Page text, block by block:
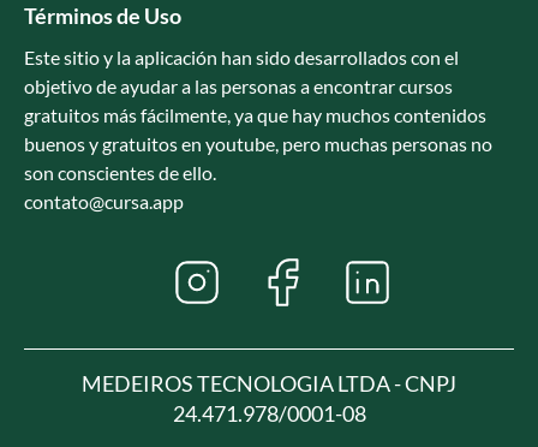
Términos de Uso
Este sitio y la aplicación han sido desarrollados con el
objetivo de ayudar a las personas a encontrar cursos
gratuitos más fácilmente, ya que hay muchos contenidos
buenos y gratuitos en youtube, pero muchas personas no
son conscientes de ello.
contato@cursa.app
MEDEIROS TECNOLOGIA LTDA - CNPJ
24.471.978/0001-08